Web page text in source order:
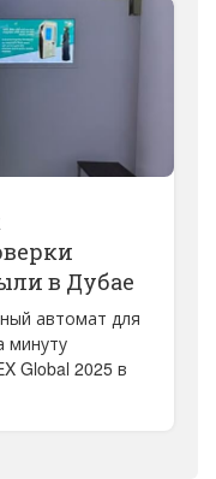
в Дубае
автомат для
минуту
Global 2025 в